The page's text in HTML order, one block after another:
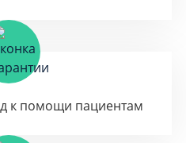
к помощи пациентам